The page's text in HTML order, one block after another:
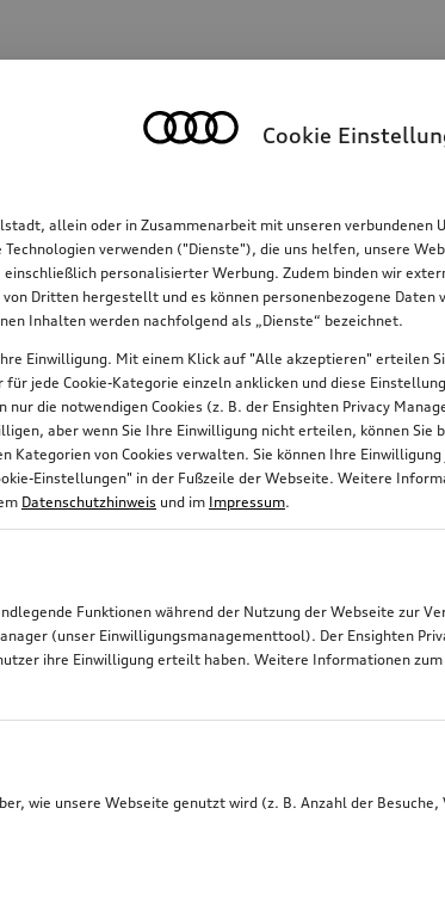
Suchinhalte
Laufrichtungsbindung Preis
Cookie
allein oder in Zusammenarbeit mit unseren
verwenden ("Dienste"), die uns helfen, unsere
personalisierter Werbung. Zudem binden wir
Dritten hergestellt und es können personenbezogene
Inhalten werden nachfolgend als „Dienste“ bezeichnet.
Einwilligung. Mit einem Klick auf "Alle akzeptieren" erteilen
jede Cookie-Kategorie einzeln anklicken und diese
nur die notwendigen Cookies (z. B. der Ensighten Privacy
aber wenn Sie Ihre Einwilligung nicht erteilen, können
Kategorien von Cookies verwalten. Sie können Ihre
Einstellungen" in der Fußzeile der Webseite. Weitere
Datenschutzhinweis und im Impressum.
Funktionen während der Nutzung der Webseite zur
(unser Einwilligungsmanagementtool). Der Ensighten
ihre Einwilligung erteilt haben. Weitere Informationen
wie unsere Webseite genutzt wird (z. B. Anzahl der